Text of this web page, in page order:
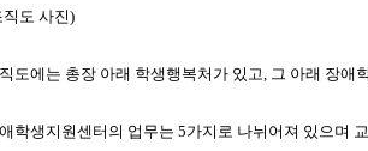
직도 사진)
도에는 총장 아래 학생행복처가 있고, 그 아래 장
학생지원센터의 업무는 5가지로 나뉘어져 있으며